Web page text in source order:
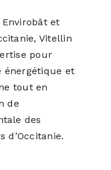
et
Vitellin
pour
énergétique et
tout en
de
des
d’Occitanie.